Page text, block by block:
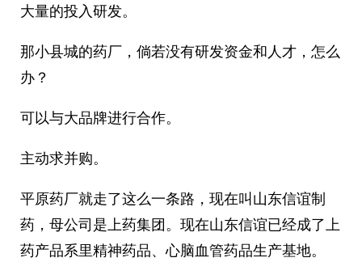
大量的投入研发。
那小县城的药厂，倘若没有研发资金和人才，怎么
办？
可以与大品牌进行合作。
主动求并购。
平原药厂就走了这么一条路，现在叫山东信谊制
药，母公司是上药集团。现在山东信谊已经成了上
药产品系里精神药品、心脑血管药品生产基地。